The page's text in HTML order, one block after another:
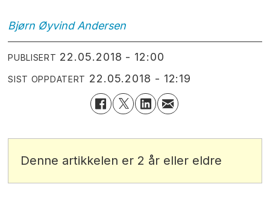
Bjørn Øyvind Andersen
PUBLISERT 22.05.2018 - 12:00
SIST OPPDATERT 22.05.2018 - 12:19
Denne artikkelen er 2 år eller eldre